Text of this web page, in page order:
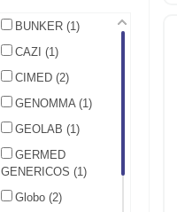
BUNKER (1)
CAZI (1)
CIMED (2)
GENOMMA (1)
GEOLAB (1)
GERMED
GENERICOS (1)
Globo (2)